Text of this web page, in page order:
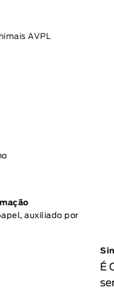
É
AVPL
auxiliado por